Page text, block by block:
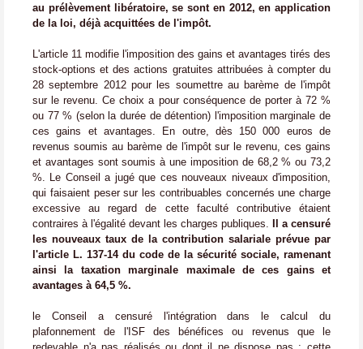
au prélèvement libératoire, se sont en 2012, en application
de la loi, déjà acquittées de l'impôt.
L'article 11 modifie l'imposition des gains et avantages tirés des
stock-options et des actions gratuites attribuées à compter du
28 septembre 2012 pour les soumettre au barème de l'impôt
sur le revenu. Ce choix a pour conséquence de porter à 72 %
ou 77 % (selon la durée de détention) l'imposition marginale de
ces gains et avantages. En outre, dès 150 000 euros de
revenus soumis au barème de l'impôt sur le revenu, ces gains
et avantages sont soumis à une imposition de 68,2 % ou 73,2
%. Le Conseil a jugé que ces nouveaux niveaux d'imposition,
qui faisaient peser sur les contribuables concernés une charge
excessive au regard de cette faculté contributive étaient
contraires à l'égalité devant les charges publiques.
Il a censuré
les nouveaux taux de la contribution salariale prévue par
l'article L. 137-14 du code de la sécurité sociale, ramenant
ainsi la taxation marginale maximale de ces gains et
avantages à 64,5 %.
le Conseil a censuré l'intégration dans le calcul du
plafonnement de l'ISF des bénéfices ou revenus que le